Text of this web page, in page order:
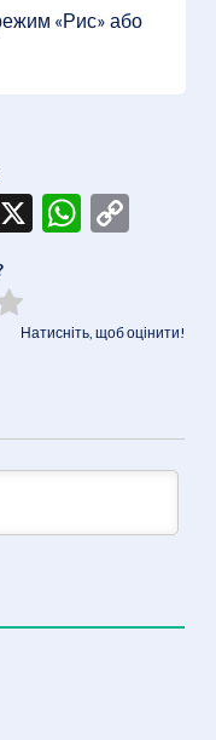
«Рис» або
X
Натисніть, щоб оцінити!